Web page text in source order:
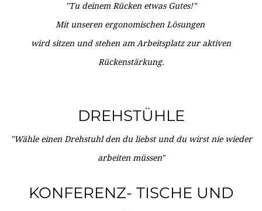
"Tu deinem Rücken etwas Gutes!"
Mit unseren ergonomischen Lösungen
wird sitzen und stehen am Arbeitsplatz zur aktiven
Rückenstärkung.
DREHSTÜHLE
"Wähle einen Drehstuhl den du liebst und du wirst nie wieder
arbeiten müssen"
KONFERENZ- TISCHE UND